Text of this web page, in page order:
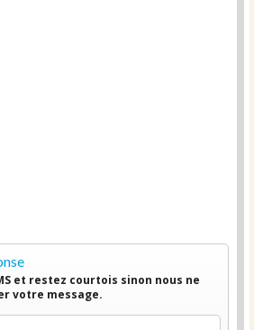
et restez courtois sinon nous ne
votre message.